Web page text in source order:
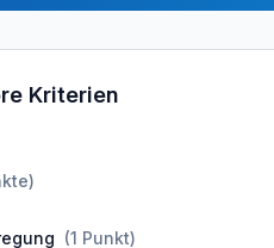
Kriterien
)
(1 Punkt)